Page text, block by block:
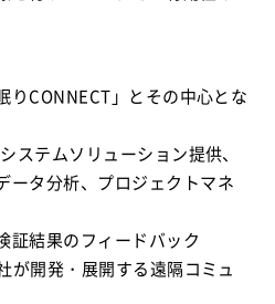
りCONNECT」とその中心とな
ステムソリューション提供、
ータ分析、プロジェクトマネ
証結果のフィードバック
が開発・展開する遠隔コミュ